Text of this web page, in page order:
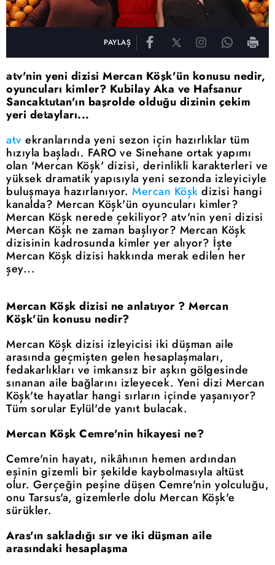
PAYLAŞ
atv'nin yeni dizisi Mercan Köşk'ün konusu nedir,
oyuncuları kimler? Kubilay Aka ve Hafsanur
Sancaktutan'ın başrolde olduğu dizinin çekim
yeri detayları...
atv ekranlarında yeni sezon için hazırlıklar tüm
hızıyla başladı. FARO ve Sinehane ortak yapımı
olan 'Mercan Köşk' dizisi, derinlikli karakterleri ve
yüksek dramatik yapısıyla yeni sezonda izleyiciyle
buluşmaya hazırlanıyor. Mercan Köşk dizisi hangi
kanalda? Mercan Köşk'ün oyuncuları kimler?
Mercan Köşk nerede çekiliyor? atv'nin yeni dizisi
Mercan Köşk ne zaman başlıyor? Mercan Köşk
dizisinin kadrosunda kimler yer alıyor? İşte
Mercan Köşk dizisi hakkında merak edilen her
şey...
Mercan Köşk dizisi ne anlatıyor ? Mercan
Köşk'ün konusu nedir?
Mercan Köşk dizisi izleyicisi iki düşman aile
arasında geçmişten gelen hesaplaşmaları,
fedakarlıkları ve imkansız bir aşkın gölgesinde
sınanan aile bağlarını izleyecek. Yeni dizi Mercan
Köşk'te hayatlar hangi sırların içinde yaşanıyor?
Tüm sorular Eylül'de yanıt bulacak.
Mercan Köşk Cemre'nin hikayesi ne?
Cemre'nin hayatı, nikâhının hemen ardından
eşinin gizemli bir şekilde kaybolmasıyla altüst
olur. Gerçeğin peşine düşen Cemre'nin yolculuğu,
onu Tarsus'a, gizemlerle dolu Mercan Köşk'e
sürükler.
Aras'ın sakladığı sır ve iki düşman aile
arasındaki hesaplaşma